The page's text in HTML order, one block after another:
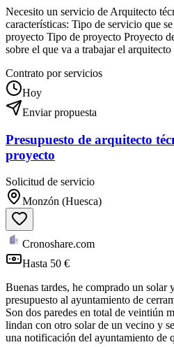
Necesito un servicio de Arquitecto
características: Tipo de servicio que
proyecto Tipo de proyecto Proyecto
sobre el que va a trabajar el
Contrato por servicios
Hoy
Enviar propuesta
Presupuesto de arquitecto
proyecto
Solicitud de servicio
Monzón (Huesca)
Cronoshare.com
Hasta 50 €
Buenas tardes, he comprado un solar
presupuesto al ayuntamiento de
Son dos paredes en total de veintiún
lindan con otro solar de un vecino y
una notificación del ayuntamiento de